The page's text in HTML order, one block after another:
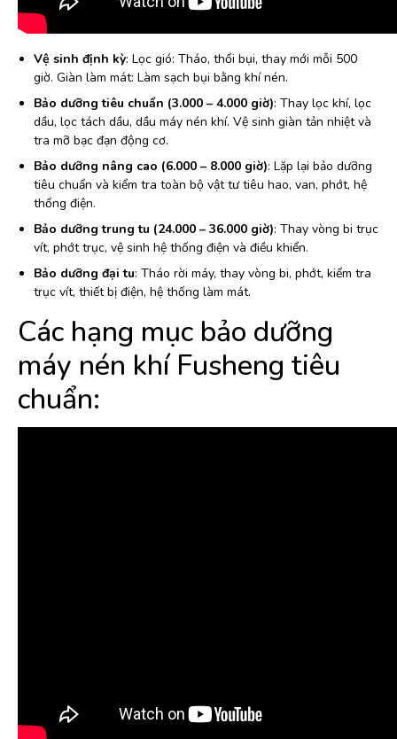
Vệ sinh định kỳ: Lọc gió: Tháo, thổi bụi, thay mới mỗi 500
giờ. Giàn làm mát: Làm sạch bụi bằng khí nén.
Bảo dưỡng tiêu chuẩn (3.000 – 4.000 giờ): Thay lọc khí, lọc
dầu, lọc tách dầu, dầu máy nén khí. Vệ sinh giàn tản nhiệt và
tra mỡ bạc đạn động cơ.
Bảo dưỡng nâng cao (6.000 – 8.000 giờ): Lặp lại bảo dưỡng
tiêu chuẩn và kiểm tra toàn bộ vật tư tiêu hao, van, phớt, hệ
thống điện.
Bảo dưỡng trung tu (24.000 – 36.000 giờ): Thay vòng bi trục
vít, phớt trục, vệ sinh hệ thống điện và điều khiển.
Bảo dưỡng đại tu: Tháo rời máy, thay vòng bi, phớt, kiểm tra
trục vít, thiết bị điện, hệ thống làm mát.
Các hạng mục bảo dưỡng
máy nén khí Fusheng tiêu
chuẩn: